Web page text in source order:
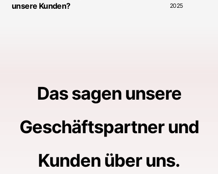
unsere Kunden?
2025
Das sagen unsere
Geschäftspartner und
Kunden über uns.